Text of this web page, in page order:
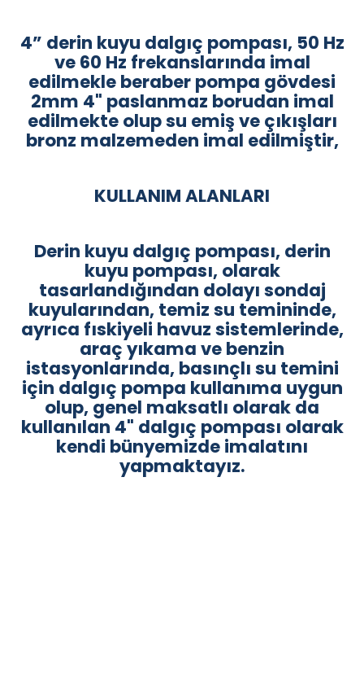
4” derin kuyu dalgıç pompası, 50 Hz
ve 60 Hz frekanslarında imal
edilmekle beraber pompa gövdesi
2mm 4" paslanmaz borudan imal
edilmekte olup su emiş ve çıkışları
bronz malzemeden imal edilmiştir,
KULLANIM ALANLARI
Derin kuyu dalgıç pompası, derin
kuyu pompası, olarak
tasarlandığından dolayı sondaj
kuyularından, temiz su temininde,
ayrıca fıskiyeli havuz sistemlerinde,
araç yıkama ve benzin
istasyonlarında, basınçlı su temini
için dalgıç pompa kullanıma uygun
olup, genel maksatlı olarak da
kullanılan 4" dalgıç pompası olarak
kendi bünyemizde imalatını
yapmaktayız.